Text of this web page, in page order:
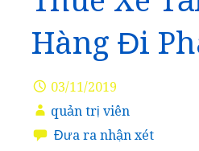
Hàng Đi
03/11/2019
quản trị viên
Đưa ra nhận xét